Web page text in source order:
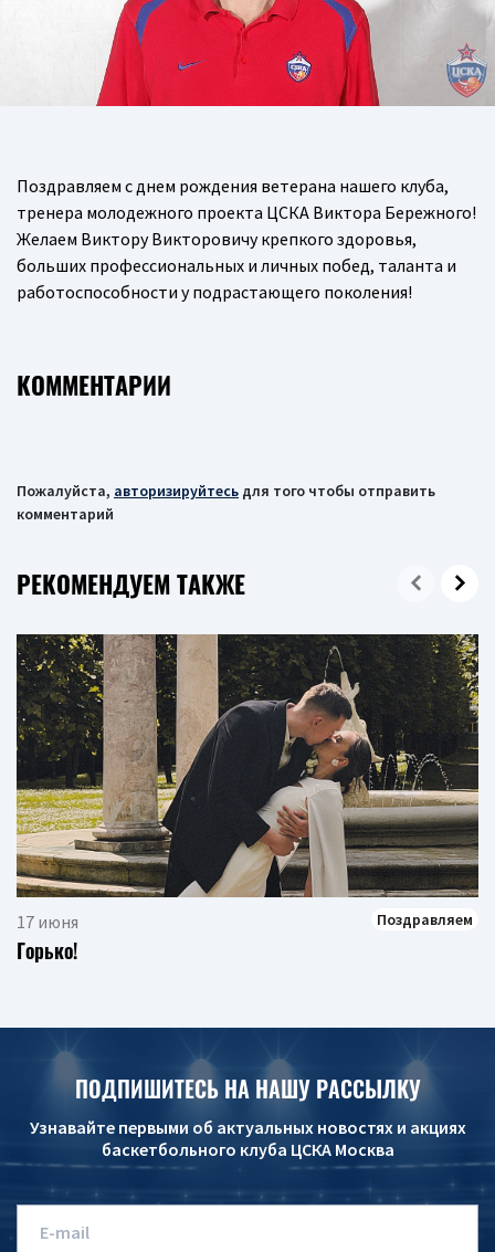
Поздравляем с днем рождения ветерана нашего клуба,
тренера молодежного проекта ЦСКА Виктора Бережного!
Желаем Виктору Викторовичу крепкого здоровья,
больших профессиональных и личных побед, таланта и
работоспособности у подрастающего поколения!
КОММЕНТАРИИ
Пожалуйста, авторизируйтесь для того чтобы отправить
комментарий
РЕКОМЕНДУЕМ ТАКЖЕ
17 июня Поздравляем
Горько!
ПОДПИШИТЕСЬ НА НАШУ РАССЫЛКУ
Узнавайте первыми об актуальных новостях и акциях
баскетбольного клуба ЦСКА Москва